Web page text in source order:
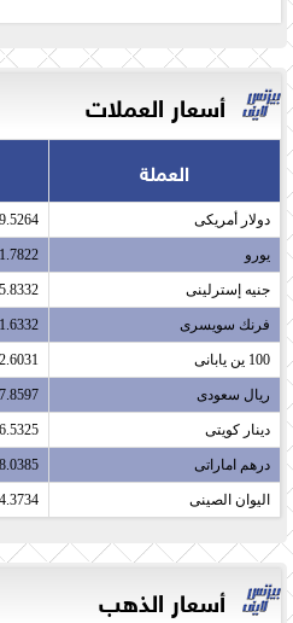
أسعار العملات
العملة
دولار أمريكى​
يورو​
جنيه إسترلينى​
فرنك سويسرى​
100 ين يابانى​
ريال سعودى​ 7.8597
دينار كويتى​
درهم اماراتى​ 8.0385
اليوان الصينى​ 4.3734
أسعار الذهب